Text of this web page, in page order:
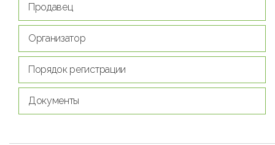
Продавец
Организатор
Порядок регистрации
Документы